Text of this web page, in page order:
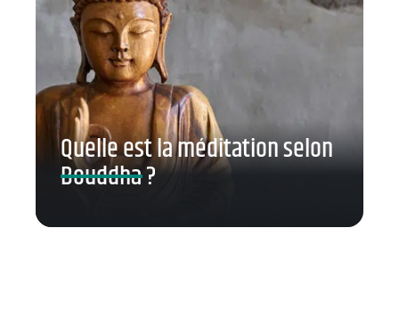
Quelle est la méditation selon
Bouddha ?